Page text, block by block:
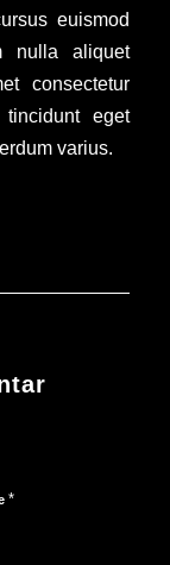
euismod
nulla aliquet
consectetur
eget
varius.
*